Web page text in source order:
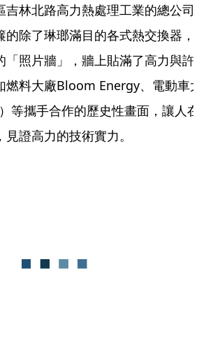
吉林北路高力熱處理工業的總公司
的除了琳瑯滿目的各式熱交換器，
「照片牆」，牆上貼滿了高力與許
燃料大廠Bloom Energy、電動車
等攜手合作的歷史性畫面，讓人在
證高力的技術實力。